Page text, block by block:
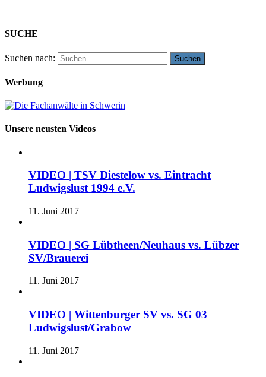
SUCHE
Suchen nach:
Werbung
Unsere neusten Videos
VIDEO | TSV Diestelow vs. Eintracht
Ludwigslust 1994 e.V.
11. Juni 2017
VIDEO | SG Lübtheen/Neuhaus vs. Lübzer
SV/Brauerei
11. Juni 2017
VIDEO | Wittenburger SV vs. SG 03
Ludwigslust/Grabow
11. Juni 2017